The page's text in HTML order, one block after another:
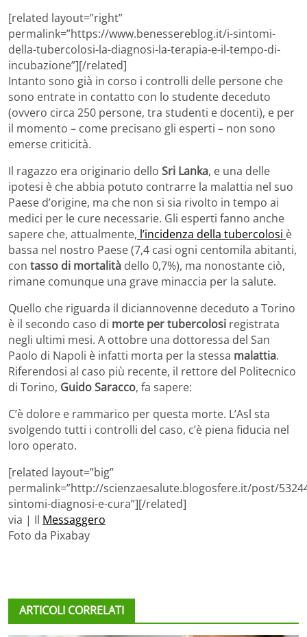
[related layout=”right”
permalink=”https://www.benessereblog.it/i-sintomi-
della-tubercolosi-la-diagnosi-la-terapia-e-il-tempo-di-
incubazione”][/related]
Intanto sono già in corso i controlli delle persone che
sono entrate in contatto con lo studente deceduto
(ovvero circa 250 persone, tra studenti e docenti), e per
il momento – come precisano gli esperti – non sono
emerse criticità.
Il ragazzo era originario dello Sri Lanka, e una delle
ipotesi è che abbia potuto contrarre la malattia nel suo
Paese d’origine, ma che non si sia rivolto in tempo ai
medici per le cure necessarie. Gli esperti fanno anche
sapere che, attualmente, l’incidenza della tubercolosi è
bassa nel nostro Paese (7,4 casi ogni centomila abitanti,
con tasso di mortalità dello 0,7%), ma nonostante ciò,
rimane comunque una grave minaccia per la salute.
Quello che riguarda il diciannovenne deceduto a Torino
è il secondo caso di morte per tubercolosi registrata
negli ultimi mesi. A ottobre una dottoressa del San
Paolo di Napoli è infatti morta per la stessa malattia.
Riferendosi al caso più recente, il rettore del Politecnico
di Torino, Guido Saracco, fa sapere:
C’è dolore e rammarico per questa morte. L’Asl sta
svolgendo tutti i controlli del caso, c’è piena fiducia nel
loro operato.
[related layout=”big”
permalink=”http://scienzaesalute.blogosfere.it/post/
sintomi-diagnosi-e-cura”][/related]
via | Il Messaggero
Foto da Pixabay
ARTICOLI CORRELATI